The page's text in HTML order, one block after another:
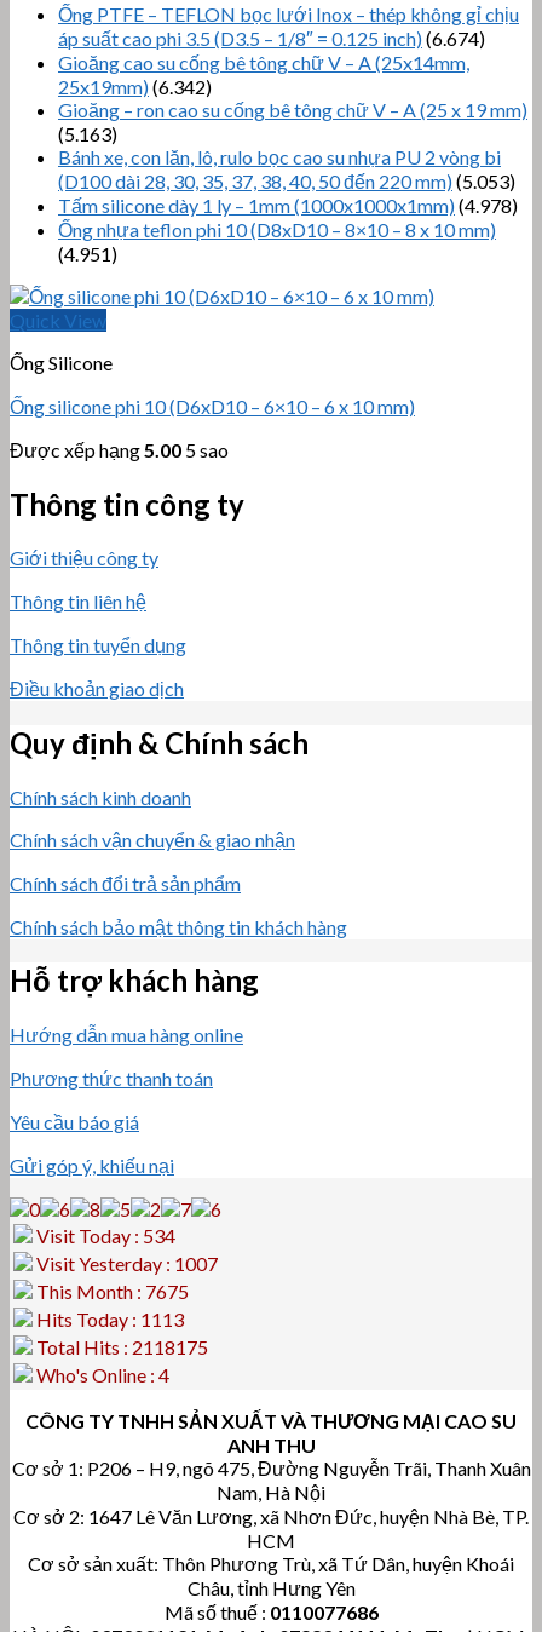
Ống PTFE – TEFLON bọc lưới Inox – thép không gỉ chịu
áp suất cao phi 3.5 (D3.5 – 1/8″ = 0.125 inch)(6.674)
Gioăng cao su cống bê tông chữ V – A (25x14mm,
25x19mm)(6.342)
Gioăng – ron cao su cống bê tông chữ V – A (25 x 19 mm)
(5.163)
Bánh xe, con lăn, lô, rulo bọc cao su nhựa PU 2 vòng bi
(D100 dài 28, 30, 35, 37, 38, 40, 50 đến 220 mm)(5.053)
Tấm silicone dày 1 ly – 1mm (1000x1000x1mm)(4.978)
Ống nhựa teflon phi 10 (D8xD10 – 8×10 – 8 x 10 mm)
(4.951)
Quick View
Ống Silicone
Ống silicone phi 10 (D6xD10 – 6×10 – 6 x 10 mm)
Được xếp hạng5.00 5 sao
Thông tin công ty
Giới thiệu công ty
Thông tin liên hệ
Thông tin tuyển dụng
Điều khoản giao dịch
Quy định & Chính sách
Chính sách kinh doanh
Chính sách vận chuyển & giao nhận
Chính sách đổi trả sản phẩm
Chính sách bảo mật thông tin khách hàng
Hỗ trợ khách hàng
Hướng dẫn mua hàng online
Phương thức thanh toán
Yêu cầu báo giá
Gửi góp ý, khiếu nại
Visit Today : 534
Visit Yesterday : 1007
This Month : 7675
Hits Today : 1113
Total Hits : 2118175
Who's Online : 4
CÔNG TY TNHH SẢN XUẤT VÀ THƯƠNG MẠI CAO SU
ANH THU
Cơ sở 1: P206 – H9, ngõ 475, Đường Nguyễn Trãi, Thanh Xuân
Nam, Hà Nội
Cơ sở 2: 1647 Lê Văn Lương, xã Nhơn Đức, huyện Nhà Bè, TP.
HCM
Cơ sở sản xuất: Thôn Phương Trù, xã Tứ Dân, huyện Khoái
Châu, tỉnh Hưng Yên
Mã số thuế : 0110077686